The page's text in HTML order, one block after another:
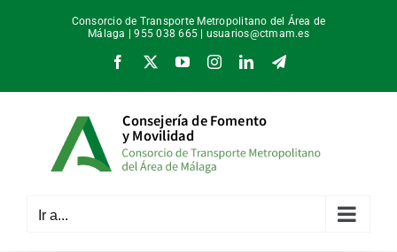
Consorcio de Transporte Metropolitano del Área de
Málaga | 955 038 665 | usuarios@ctmam.es
Facebook
X YouTubeInstagramLinkedInTelegram
Ir a...